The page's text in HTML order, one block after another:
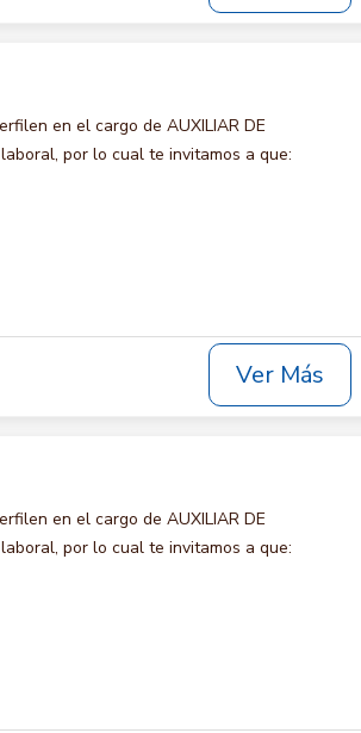
en el cargo de AUXILIAR DE
por lo cual te invitamos a que:
Ver Más
en el cargo de AUXILIAR DE
por lo cual te invitamos a que: